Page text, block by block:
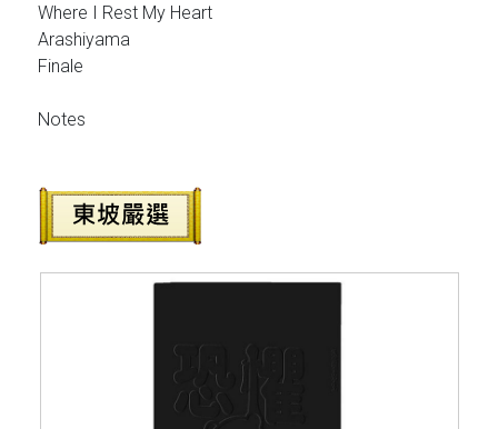
Where I Rest My Heart
Arashiyama
Finale
Notes